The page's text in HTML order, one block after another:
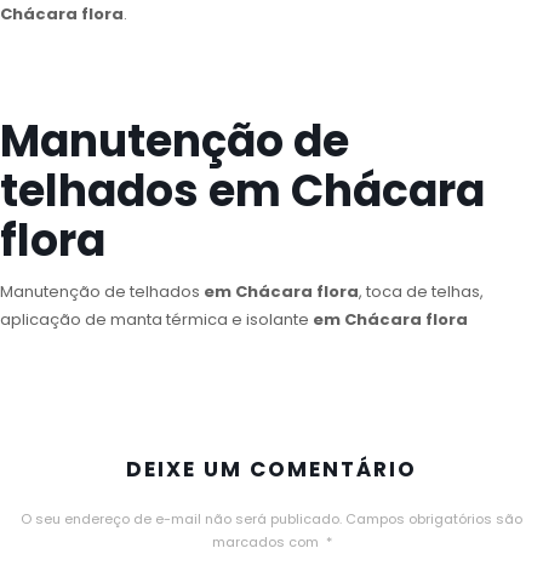
Chácara flora.
Manutenção de
telhados em Chácara
flora
Manutenção de telhados em Chácara flora, toca de telhas,
aplicação de manta térmica e isolante em Chácara flora
DEIXE UM COMENTÁRIO
O seu endereço de e-mail não será publicado. Campos obrigatórios são
marcados com *